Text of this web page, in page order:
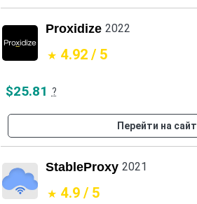
Proxidize 2022
4.92 / 5
$25.81 ?
Перейти на сайт
StableProxy 2021
4.9 / 5